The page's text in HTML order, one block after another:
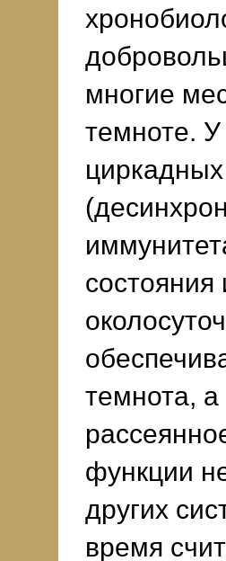
многие
темноте.
темнота,
функции
других
время